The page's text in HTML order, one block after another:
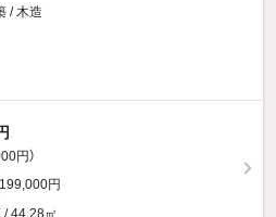
/ 木造
円）
199,000円
/ 44.28㎡